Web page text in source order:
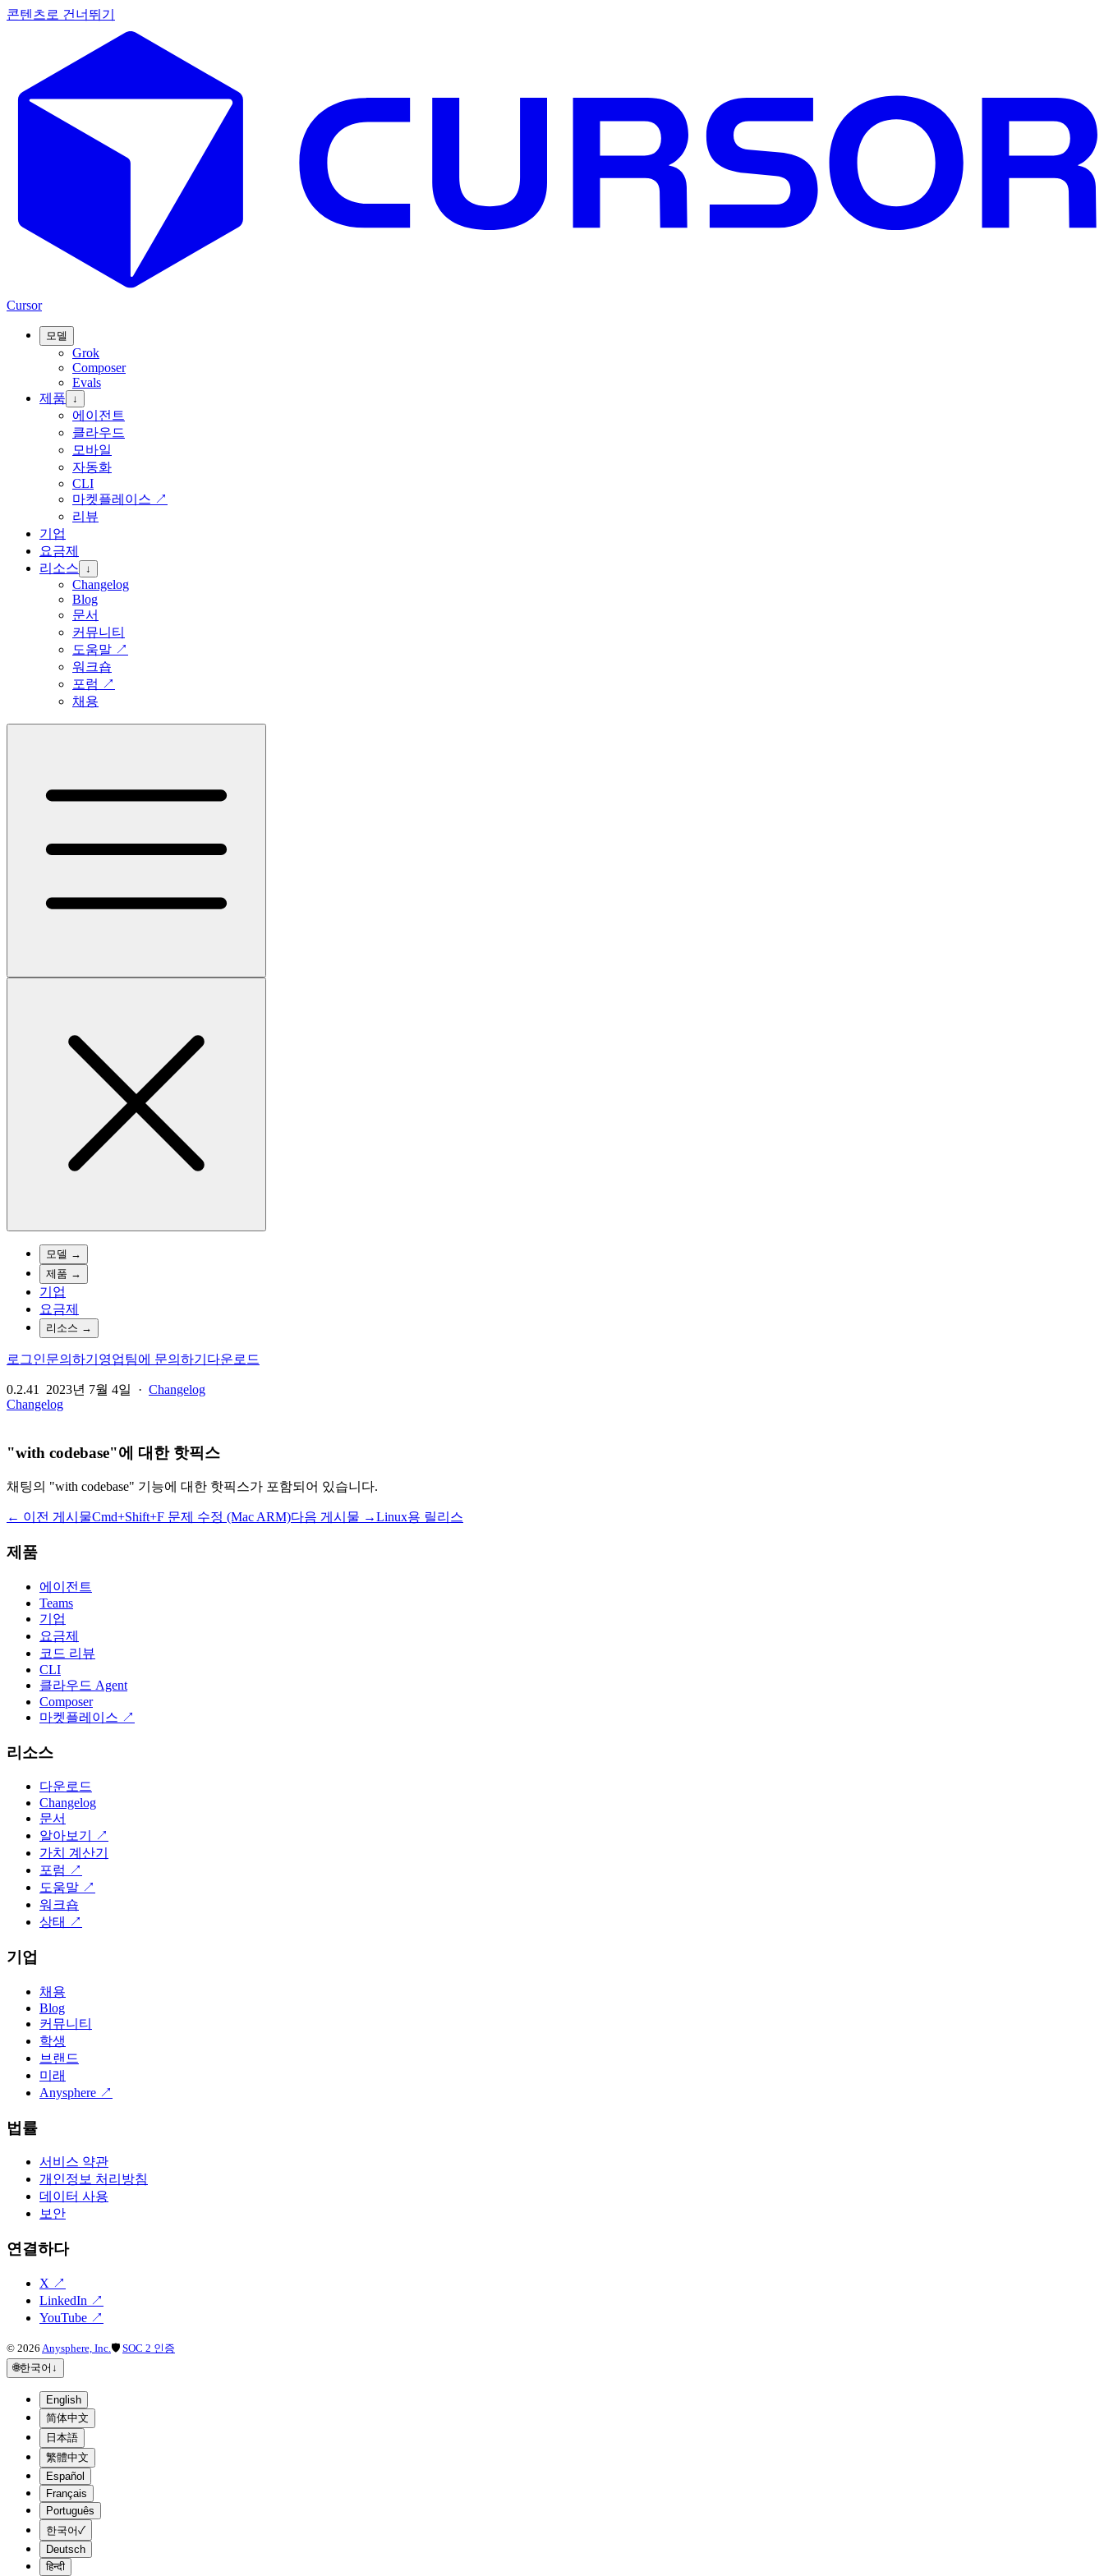
콘텐츠로 건너뛰기
Cursor
모델
Grok
Composer
Evals
제품
↓
에이전트
클라우드
모바일
자동화
CLI
마켓플레이스 ↗
리뷰
기업
요금제
리소스
↓
Changelog
Blog
문서
커뮤니티
도움말 ↗
워크숍
포럼 ↗
채용
모델 →
제품 →
기업
요금제
리소스 →
로그인문의하기 영업팀에 문의하기 다운로드
0.2.41 2023년 7월 4일 · Changelog
Changelog
"with codebase"에 대한 핫픽스
채팅의 "with codebase" 기능에 대한 핫픽스가 포함되어 있습니다.
← 이전 게시물Cmd+Shift+F 문제 수정 (Mac ARM)다음 게시물 →Linux용 릴리스
제품
에이전트
Teams
기업
요금제
코드 리뷰
CLI
클라우드 Agent
Composer
마켓플레이스 ↗
리소스
다운로드
Changelog
문서
알아보기
↗
가치 계산기
포럼 ↗
도움말 ↗
워크숍
상태 ↗
기업
채용
Blog
커뮤니티
학생
브랜드
미래
Anysphere ↗
법률
서비스 약관
개인정보 처리방침
데이터 사용
보안
연결하다
X ↗
LinkedIn ↗
YouTube ↗
© 2026 Anysphere, Inc. 🛡 SOC 2 인증
🌐한국어 ↓
English
简体中文
日本語
繁體中文
Español
Français
Português
한국어✓
Deutsch
हिन्दी